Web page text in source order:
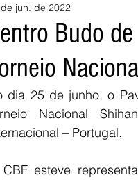
Budo
jun. de 2022
dia 25 de junho, o
Nacional
– Portugal.
esteve